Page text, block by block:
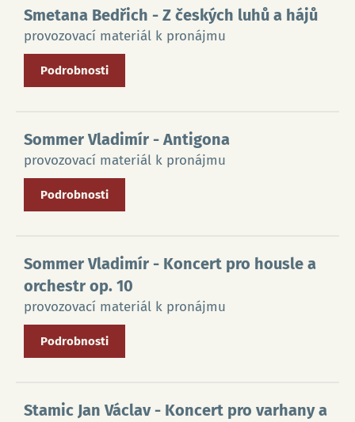
Smetana Bedřich - Z českých luhů a hájů
provozovací materiál k pronájmu
Podrobnosti
Sommer Vladimír - Antigona
provozovací materiál k pronájmu
Podrobnosti
Sommer Vladimír - Koncert pro housle a
orchestr op. 10
provozovací materiál k pronájmu
Podrobnosti
Stamic Jan Václav- Koncert pro varhany a